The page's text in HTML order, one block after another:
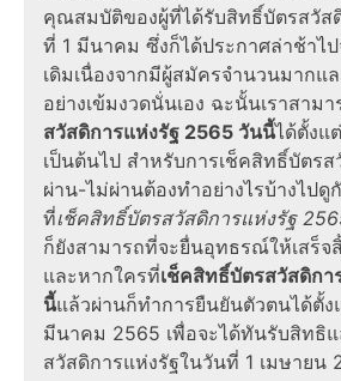
คุณสมบัติของผู้ที่ได้รับสิทธิ์บัตรสวัส
ที่ 1 มีนาคม ซึ่งก็ได้ประกาศล่าช้าไ
เดิมเนื่องจากมีผู้สมัครจำนวนมากแ
อย่างเข้มงวดนั่นเอง ฉะนั้นเราสามา
สวัสดิการแห่งรัฐ 2565 วันนี้ได้ตั้งแ
เป็นต้นไป สำหรับการเช็คสิทธิ์บัตรส
ผ่าน-ไม่ผ่านต้องทำอย่างไรบ้างไปดู
ที่เช็คสิทธิ์บัตรสวัสดิการแห่งรัฐ
ก็ยังสามารถที่จะยื่นอุทธรณ์ให้เสร็จ
และหากใครที่เช็คสิทธิ์บัตรสวัสดิก
นี้แล้วผ่านก็ทำการยืนยันตัวตนได้ตั้ง
มีนาคม 2565 เพื่อจะได้ทันรับสิทธิแ
สวัสดิการแห่งรัฐในวันที่ 1 เมษายน